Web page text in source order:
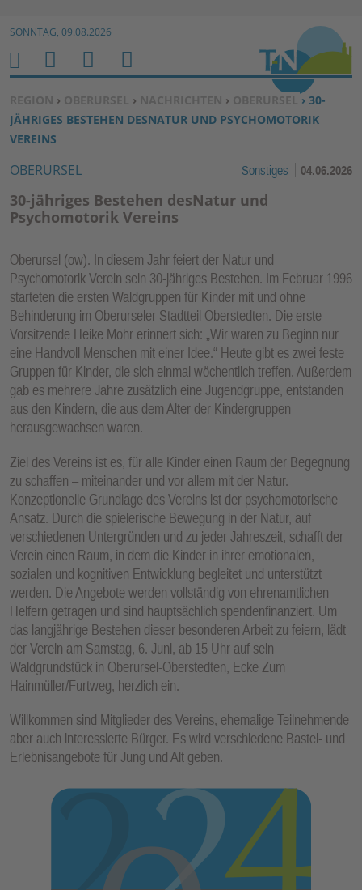
Zum Inhalt springen ↓
SONNTAG, 09.08.2026
SIE BEFINDEN SICH HIER:
REGION › OBERURSEL › NACHRICHTEN › OBERURSEL › 30-
JÄHRIGES BESTEHEN DESNATUR UND PSYCHOMOTORIK
VEREINS
OBERURSEL Sonstiges 04.06.2026
30-jähriges Bestehen desNatur und
Psychomotorik Vereins
Oberursel (ow). In diesem Jahr feiert der Natur und
Psychomotorik Verein sein 30-jähriges Bestehen. Im Februar 1996
starteten die ersten Waldgruppen für Kinder mit und ohne
Behinderung im Oberurseler Stadtteil Oberstedten. Die erste
Vorsitzende Heike Mohr erinnert sich: „Wir waren zu Beginn nur
eine Handvoll Menschen mit einer Idee.“ Heute gibt es zwei feste
Gruppen für Kinder, die sich einmal wöchentlich treffen. Außerdem
gab es mehrere Jahre zusätzlich eine Jugendgruppe, entstanden
aus den Kindern, die aus dem Alter der Kindergruppen
herausgewachsen waren.
Ziel des Vereins ist es, für alle Kinder einen Raum der Begegnung
zu schaffen – miteinander und vor allem mit der Natur.
Konzeptionelle Grundlage des Vereins ist der psychomotorische
Ansatz. Durch die spielerische Bewegung in der Natur, auf
verschiedenen Untergründen und zu jeder Jahreszeit, schafft der
Verein einen Raum, in dem die Kinder in ihrer emotionalen,
sozialen und kognitiven Entwicklung begleitet und unterstützt
werden. Die Angebote werden vollständig von ehrenamtlichen
Helfern getragen und sind hauptsächlich spendenfinanziert. Um
das langjährige Bestehen dieser besonderen Arbeit zu feiern, lädt
der Verein am Samstag, 6. Juni, ab 15 Uhr auf sein
Waldgrundstück in Oberursel-Oberstedten, Ecke Zum
Hainmüller/Furtweg, herzlich ein.
Willkommen sind Mitglieder des Vereins, ehemalige Teilnehmende
aber auch interessierte Bürger. Es wird verschiedene Bastel- und
Erlebnisangebote für Jung und Alt geben.
H
O
M
E
M
E
N
U
S
U
C
B
E
N
E
R
U
N
K
TI
O
N
E
N